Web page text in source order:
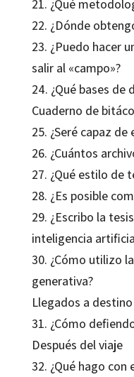
21. ¿Qué
22. ¿Dónde
23. ¿Puedo hacer
salir al «campo»?
24. ¿Qué bases
Cuaderno de
25. ¿Seré capaz
26. ¿Cuántos
27. ¿Qué estilo de
28. ¿Es posible
29. ¿Escribo la
inteligencia
30. ¿Cómo utilizo
generativa?
Llegados a destino
31. ¿Cómo
Después del viaje
32. ¿Qué hago